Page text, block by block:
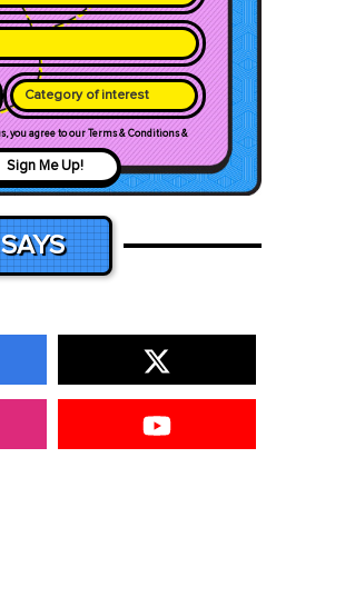
Category of interest
you agree to our Terms & Conditions &
Sign Me Up!